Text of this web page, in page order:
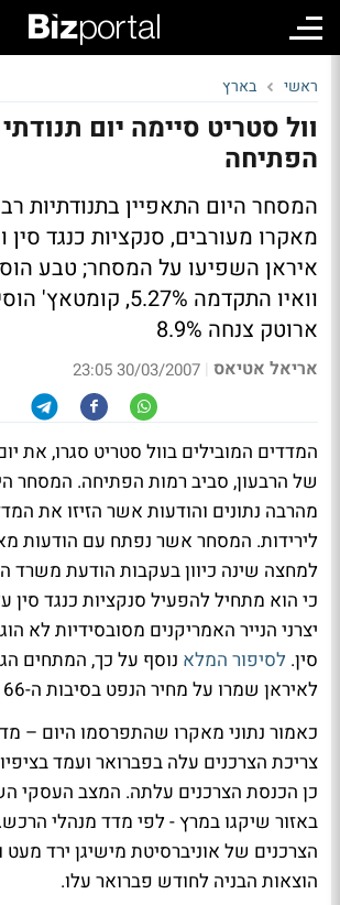
ראשי בארץ
וול סטריט סיימה יום
הפתיחה
המסחר היום התאפיין בתנודתיות
מאקרו מעורבים, סנקציות כנגד
ארוטק צנחה 8.9%
אריאל אטיאס |
30/03/2007 23:05
המדדים המובילים בוול סטריט סגרו, את
של הרבעון, סביב רמות הפתיחה. המסחר
מהרבה נתונים והודעות אשר הזיזו את
לירידות. המסחר אשר נפתח עם הודעות
למחצה שינה כיוון בעקבות הודעת משרד
כי הוא מתחיל להפעיל סנקציות כנגד סין
יצרני הנייר האמריקנים מסובסידיות לא
סין. לסיפור המלא נוסף על כך, המתחים
לאיראן שמרו על מחיר הנפט בסיבות ה-66 דולר.
כאמור נתוני מאקרו שהתפרסמו היום –
צריכת הצרכנים עלה בפברואר ועמד
כן הכנסת הצרכנים עלתה. המצב העסקי
באזור שיקגו במרץ - לפי מדד מנהלי
הצרכנים של אוניברסיטת מישיגן ירד מעט
הוצאות הבניה לחודש פברואר עלו.